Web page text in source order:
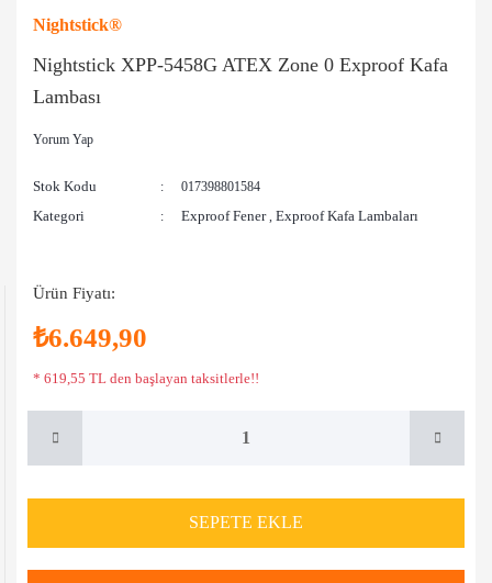
Nightstick®
Nightstick XPP-5458G ATEX Zone 0 Exproof Kafa
Lambası
Yorum Yap
Stok Kodu 017398801584
Kategori Exproof Fener ,Exproof Kafa Lambaları
Ürün Fiyatı:
₺6.649,90
* 619,55 TL den başlayan taksitlerle!!
SEPETE EKLE